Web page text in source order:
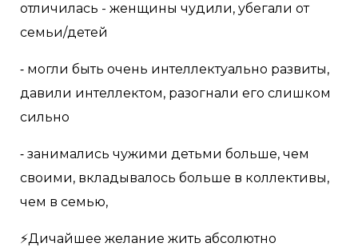
отличилась - женщины чудили, убегали от
семьи/детей
⁃ могли быть очень интеллектуально развиты,
давили интеллектом, разогнали его слишком
сильно
⁃ занимались чужими детьми больше, чем
своими, вкладывалось больше в коллективы,
чем в семью,
⚡Дичайшее желание жить абсолютно